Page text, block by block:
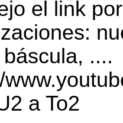
el link
....
a To2